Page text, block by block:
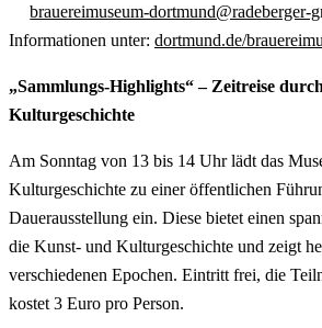
brauereimuseum-dortmund@radeberger-
Informationen unter: dortmund.de/
„Sammlungs-Highlights“ – Zeitreise
Kulturgeschichte
Am Sonntag von 13 bis 14 Uhr lädt das
Kulturgeschichte zu einer öffentlichen
Dauerausstellung ein. Diese bietet einen
die Kunst- und Kulturgeschichte und zeigt
verschiedenen Epochen. Eintritt frei, die
kostet 3 Euro pro Person.